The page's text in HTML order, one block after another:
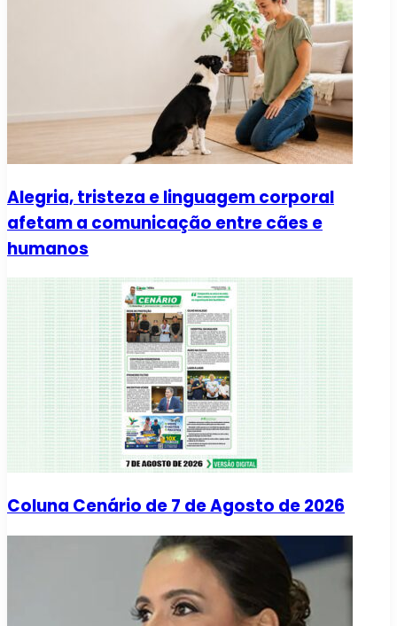
Alegria, tristeza e linguagem corporal
afetam a comunicação entre cães e
humanos
Coluna Cenário de 7 de Agosto de 2026